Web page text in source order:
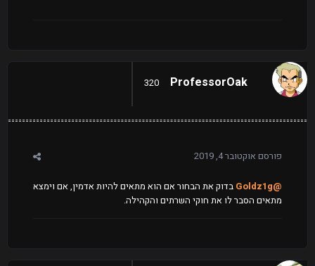
ProfessorOak
320
פורסם אוקטובר 4, 2019
@Goldz1g
בדוק את הבחור אם הוא מתאים להיות אדמין, אם וימצא
מתאים הסבר לו את חוקי השרתים והקהילה.